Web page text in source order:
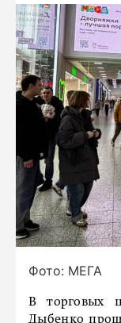
Фото: МЕГА
В торговых
Дыбенко